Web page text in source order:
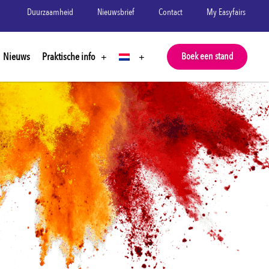
Duurzaamheid Nieuwsbrief Contact My Easyfairs
Nieuws Praktische info Boek een stand